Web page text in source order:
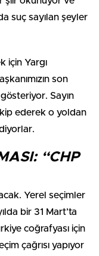
suç sayılan şeyler
için Yargı
son
Sayın
ederek o yoldan
“CHP
Yerel seçimler
bir 31 Mart’ta
coğrafyası için
çağrısı yapıyor